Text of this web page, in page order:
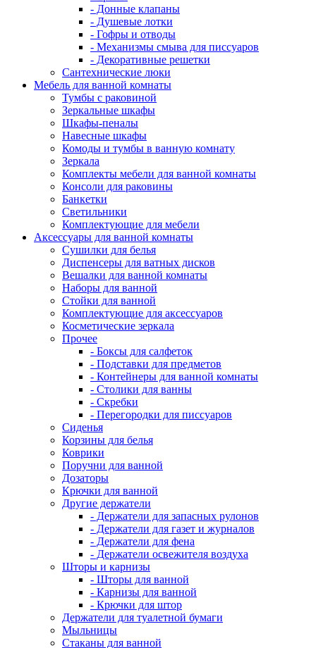
- Донные клапаны
- Душевые лотки
- Гофры и отводы
- Механизмы смыва для писсуаров
- Декоративные решетки
Сантехнические люки
Мебель для ванной комнаты
Тумбы с раковиной
Зеркальные шкафы
Шкафы-пеналы
Навесные шкафы
Комоды и тумбы в ванную комнату
Зеркала
Комплекты мебели для ванной комнаты
Консоли для раковины
Банкетки
Светильники
Комплектующие для мебели
Аксессуары для ванной комнаты
Сушилки для белья
Диспенсеры для ватных дисков
Вешалки для ванной комнаты
Наборы для ванной
Стойки для ванной
Комплектующие для аксессуаров
Косметические зеркала
Прочее
- Боксы для салфеток
- Подставки для предметов
- Контейнеры для ванной комнаты
- Столики для ванны
- Скребки
- Перегородки для писсуаров
Сиденья
Корзины для белья
Коврики
Поручни для ванной
Дозаторы
Крючки для ванной
Другие держатели
- Держатели для запасных рулонов
- Держатели для газет и журналов
- Держатели для фена
- Держатели освежителя воздуха
Шторы и карнизы
- Шторы для ванной
- Карнизы для ванной
- Крючки для штор
Держатели для туалетной бумаги
Мыльницы
Стаканы для ванной